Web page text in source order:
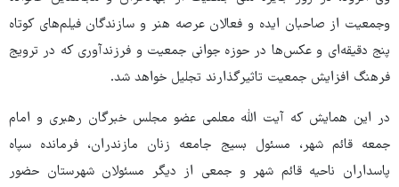
وجمعیت از صاحبان ایده و فعالان عرصه هنر و سازندگان فیلم‌های کوتاه
پنج دقیقه‌ای و عکس‌ها در حوزه جوانی جمعیت و فرزندآوری که در ترویج
فرهنگ افزایش جمعیت تاثیرگذارند تجلیل خواهد شد.
در این همایش که آیت الله معلمی عضو مجلس خبرگان رهبری و امام
جمعه قائم شهر، مسئول بسیج جامعه زنان مازندران، فرمانده سپاه
پاسداران ناحیه قائم شهر و جمعی از دیگر مسئولان شهرستان حضور